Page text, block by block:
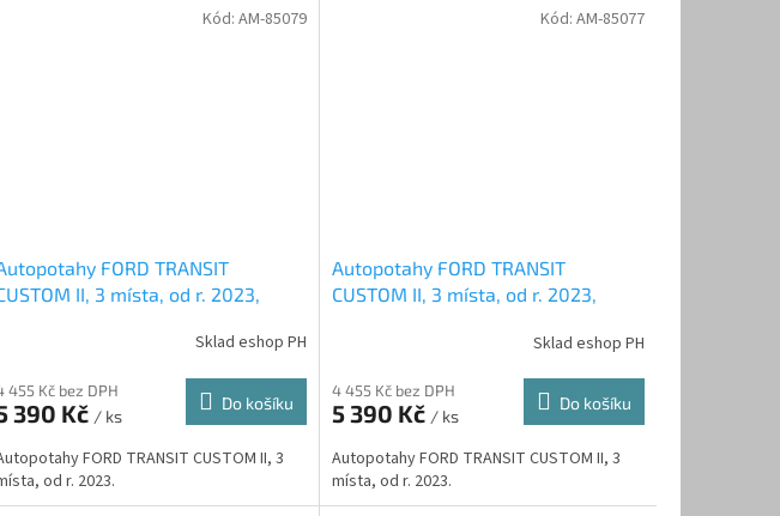
FORD TRANSIT
II, 3 místa, od r. 2023,
Sklad eshop PH
455 Kč bez DPH
390 Kč / ks
Do košíku
FORD TRANSIT CUSTOM II, 3
od r. 2023.
Kód: AM-85079
Autopotahy FORD TRANSIT
CUSTOM II, 3 místa, od r. 2023,
Sklad eshop PH
4 455 Kč bez DPH
5 390 Kč / ks
Do košíku
Autopotahy FORD TRANSIT CUSTOM II, 3
místa, od r. 2023.
Kód: AM-85077